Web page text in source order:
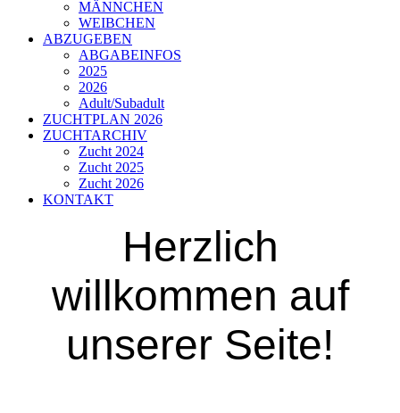
MÄNNCHEN
WEIBCHEN
ABZUGEBEN
ABGABEINFOS
2025
2026
Adult/Subadult
ZUCHTPLAN 2026
ZUCHTARCHIV
Zucht 2024
Zucht 2025
Zucht 2026
KONTAKT
Herzlich
willkommen auf
unserer Seite!